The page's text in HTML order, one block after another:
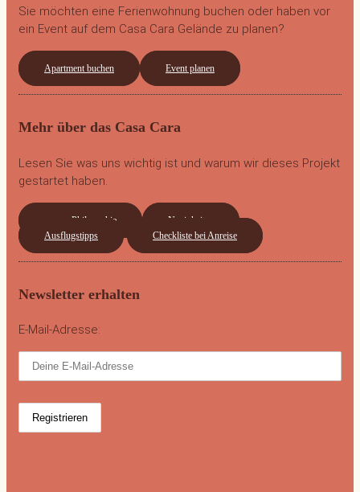
Sie möchten eine Ferienwohnung buchen oder haben vor
ein Event auf dem Casa Cara Gelände zu planen?
Apartment buchen Event planen
Mehr über das Casa Cara
Lesen Sie was uns wichtig ist und warum wir dieses Projekt
gestartet haben.
unsere Philosophie
Neuigkeiten
Ausflugstipps
Checkliste bei Anreise
Newsletter erhalten
E-Mail-Adresse: